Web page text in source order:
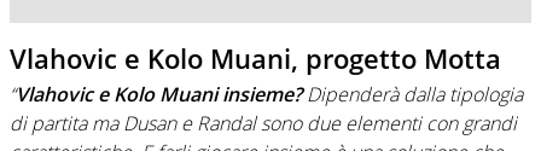
Vlahovic e Kolo Muani, progetto Motta
“Vlahovic e Kolo Muani insieme?Dipenderà dalla tipologia
di partita ma Dusan e Randal sono due elementi con grandi